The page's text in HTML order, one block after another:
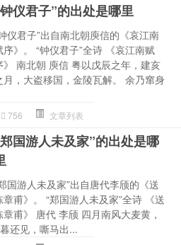
仪君子”的出处是哪里
仪君子”出自南北朝庾信的《哀江南
序》。 “钟仪君子”全诗 《哀江南赋
》 南北朝 庾信 粤以戊辰之年，建亥
月，大盗移国，金陵瓦解。 余乃窜身
756 文章列表
国游人未及家”的出处是哪
国游人未及家”出自唐代李颀的《送
章甫》。 “郑国游人未及家”全诗 《送
章甫》 唐代 李颀 四月南风大麦黄，
还见，嘶马出...